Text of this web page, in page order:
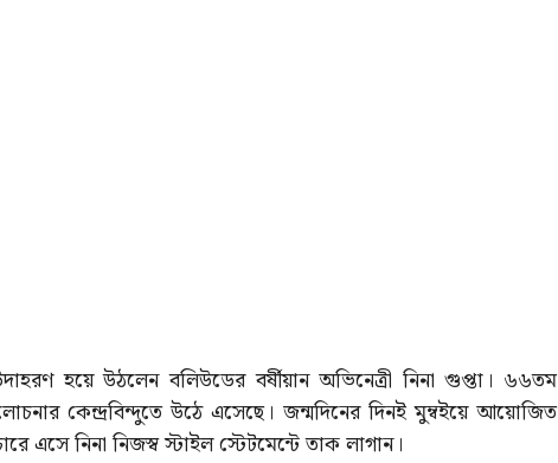
হয়ে উঠলেন বলিউডের বর্ষীয়ান অভিনেত্রী নিনা গুপ্তা। ৬৬তম
কেন্দ্রবিন্দুতে উঠে এসেছে। জন্মদিনের দিনই মুম্বইয়ে আয়োজিত
এসে নিনা নিজস্ব স্টাইল স্টেটমেন্টে তাক লাগান।